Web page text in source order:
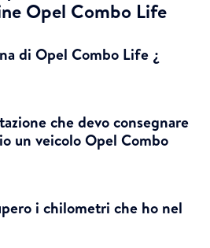
Opel Combo Life
di Opel Combo Life ¿
che devo consegnare
un veicolo Opel Combo
i chilometri che ho nel